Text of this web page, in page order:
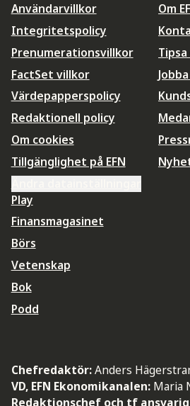
Användarvillkor
Integritetspolicy
Prenumerationsvillkor
FactSet villkor
Värdepapperspolicy
Redaktionell policy
Om cookies
Tillgänglighet på EFN
Om
Tipsa
Play
Finansmagasinet
Börs
Vetenskap
Bok
Podd
Chefredaktör:Anders
VD, EFN Ekonomikanalen: Maria
Redaktionschef och tf